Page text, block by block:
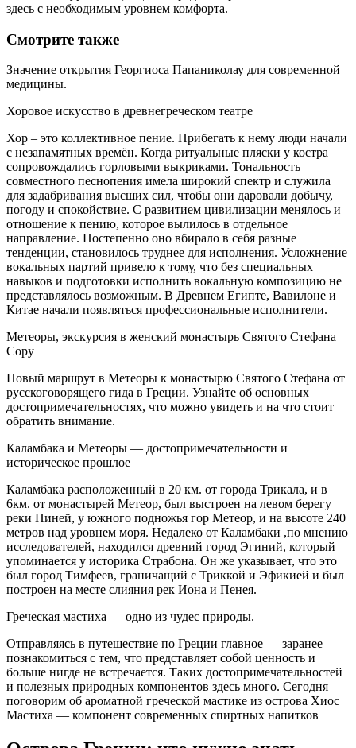
здесь с необходимым уровнем комфорта.
Смотрите также
Значение открытия Георгиоса Папаниколау для современной
медицины.
Хоровое искусство в древнегреческом театре
Хор – это коллективное пение. Прибегать к нему люди начали
с незапамятных времён. Когда ритуальные пляски у костра
сопровождались горловыми выкриками. Тональность
совместного песнопения имела широкий спектр и служила
для задабривания высших сил, чтобы они даровали добычу,
погоду и спокойствие. С развитием цивилизации менялось и
отношение к пению, которое вылилось в отдельное
направление. Постепенно оно вбирало в себя разные
тенденции, становилось труднее для исполнения. Усложнение
вокальных партий привело к тому, что без специальных
навыков и подготовки исполнить вокальную композицию не
представлялось возможным. В Древнем Египте, Вавилоне и
Китае начали появляться профессиональные исполнители.
Метеоры, экскурсия в женский монастырь Святого Стефана
Copy
Новый маршрут в Метеоры к монастырю Святого Стефана от
русскоговорящего гида в Греции. Узнайте об основных
достопримечательностях, что можно увидеть и на что стоит
обратить внимание.
Каламбака и Метеоры — достопримечательности и
историческое прошлое
Каламбака расположенный в 20 км. от города Трикала, и в
6км. от монастырей Метеор, был выстроен на левом берегу
реки Пиней, у южного подножья гор Метеор, и на высоте 240
метров над уровнем моря. Недалеко от Каламбаки ,по мнению
исследователей, находился древний город Эгиний, который
упоминается у историка Страбона. Он же указывает, что это
был город Тимфеев, граничащий с Триккой и Эфикией и был
построен на месте слияния рек Иона и Пенея.
Греческая мастиха — одно из чудес природы.
Отправляясь в путешествие по Греции главное — заранее
познакомиться с тем, что представляет собой ценность и
больше нигде не встречается. Таких достопримечательностей
и полезных природных компонентов здесь много. Сегодня
поговорим об ароматной греческой мастике из острова Хиос
Мастиха — компонент современных спиртных напитков